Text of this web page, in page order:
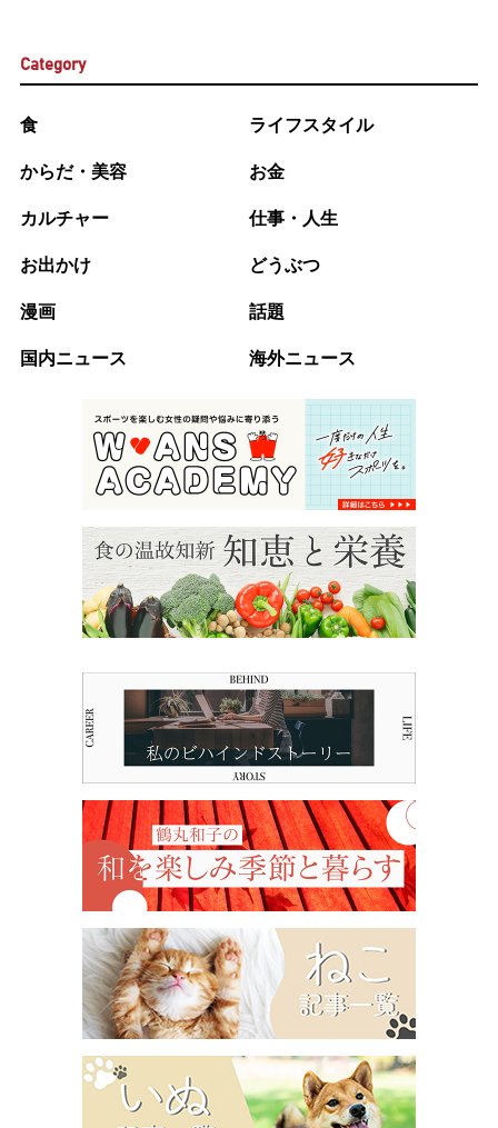
Category
食 ライフスタイル
からだ・美容 お金
カルチャー 仕事・人生
お出かけ どうぶつ
漫画 話題
国内ニュース 海外ニュース